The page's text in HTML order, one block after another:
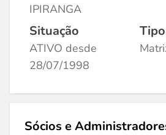
IPIRANGA
Situação
ATIVO desde
28/07/1998
Sócios e